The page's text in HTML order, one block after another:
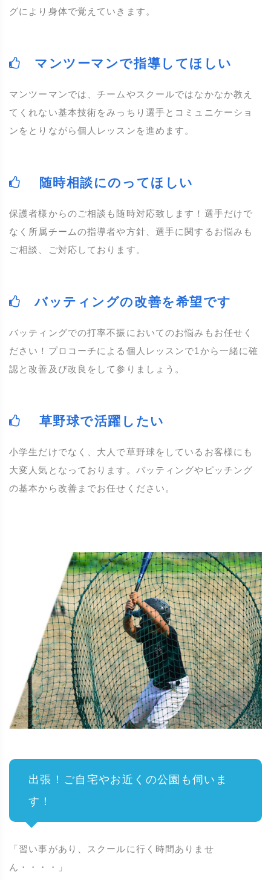
グにより身体で覚えていきます。
マンツーマンで指導してほしい
マンツーマンでは、チームやスクールではなかなか教え
てくれない基本技術をみっちり選手とコミュニケーショ
ンをとりながら個人レッスンを進めます。
随時相談にのってほしい
保護者様からのご相談も随時対応致します！選手だけで
なく所属チームの指導者や方針、選手に関するお悩みも
ご相談、ご対応しております。
バッティングの改善を希望です
バッティングでの打率不振においてのお悩みもお任せく
ださい！プロコーチによる個人レッスンで1から一緒に確
認と改善及び改良をして参りましょう。
草野球で活躍したい
小学生だけでなく、大人で草野球をしているお客様にも
大変人気となっております。バッティングやピッチング
の基本から改善までお任せください。
出張！ご自宅やお近くの公園も伺いま
す！
「習い事があり、スクールに行く時間ありませ
ん・・・・」